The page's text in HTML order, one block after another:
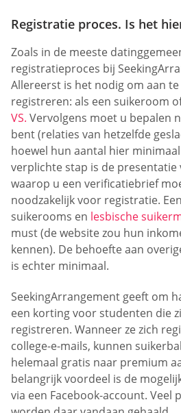
Registratie proces. Is het
Zoals in de meeste
registratieproces bij
Allereerst is het nodig om aan
registreren: als een suikeroom
VS. Vervolgens moet u bepalen
bent (relaties van hetzelfde
hoewel hun aantal hier
verplichte stap is de presentatie
waarop u een verificatiebrief
noodzakelijk voor registratie.
suikerooms en lesbische
must (de website zou hun
kennen). De behoefte aan
is echter minimaal.
SeekingArrangement geeft om
een korting voor studenten die
registreren. Wanneer ze zich
college-e-mails, kunnen
helemaal gratis naar premium
belangrijk voordeel is de
via een Facebook-account. Veel